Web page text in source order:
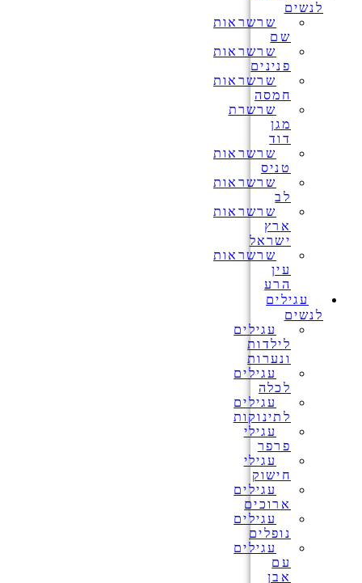
לנשים
שרשראות
שם
שרשראות
פנינים
שרשראות
חמסה
שרשרת
מגן
דוד
שרשראות
טניס
שרשראות
לב
שרשראות
ארץ
ישראל
שרשראות
עין
הרע
עגילים
לנשים
עגילים
לילדות
ונערות
עגילים
לכלה
עגילים
לתינוקות
עגילי
פרפר
עגילי
חישוק
עגילים
ארוכים
עגילים
נופלים
עגילים
עם
אבן